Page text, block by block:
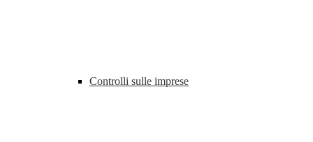
Controlli sulle imprese